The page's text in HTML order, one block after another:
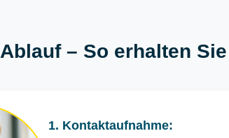
Ablauf – So erhalten
1. Kontaktaufnahme: